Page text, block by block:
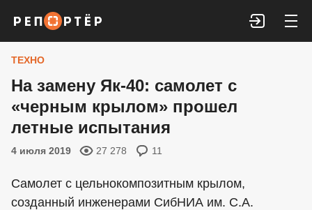
Войти
ТЕХНО
На замену Як-40: самолет с
«черным крылом» прошел
летные испытания
4 июля 2019 27 278 11
Самолет с цельнокомпозитным крылом,
созданный инженерами СибНИА им. С.А.